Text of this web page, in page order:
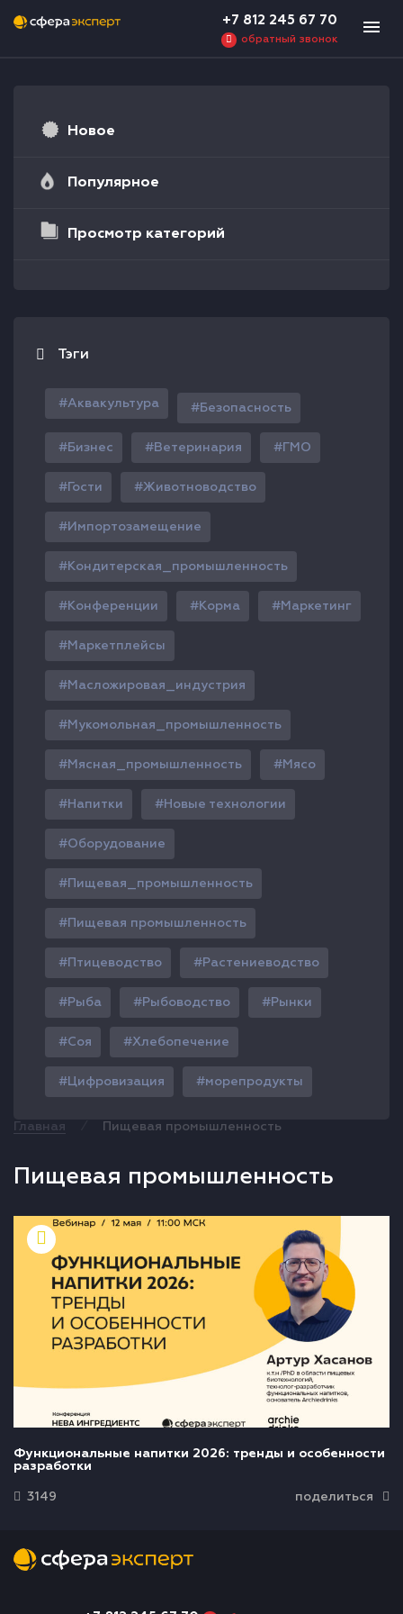
+7 812 245 67 70
обратный звонок
Новое
Популярное
Просмотр категорий
Тэги
Аквакультура Безопасность
Бизнес Ветеринария ГМО
Гости Животноводство
Импортозамещение
Кондитерская_промышленность
Конференции Корма Маркетинг
Маркетплейсы
Масложировая_индустрия
Мукомольная_промышленность
Мясная_промышленность Мясо
Напитки Новые технологии
Оборудование
Пищевая_промышленность
Пищевая промышленность
Птицеводство Растениеводство
Рыба Рыбоводство Рынки
Соя Хлебопечение
Цифровизация морепродукты
Главная Пищевая промышленность
Пищевая промышленность
Функциональные напитки 2026: тренды и особенности
разработки
3149 поделиться